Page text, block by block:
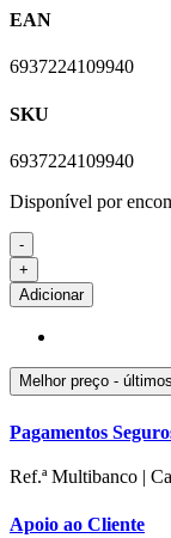
EAN
6937224109940
SKU
6937224109940
Disponível por
-
Quantidade
de
DJI
Mavic
Pro
Fly
Combo
RC
+
Adicionar
Melhor preço -
Pagamentos
Ref.ª Multibanco |
Apoio ao Cliente